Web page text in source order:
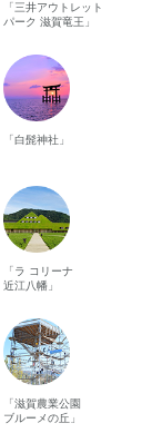
「三井アウトレット
パーク 滋賀竜王」
「白髭神社」
「ラ コリーナ
近江八幡」
「滋賀農業公園
ブルーメの丘」